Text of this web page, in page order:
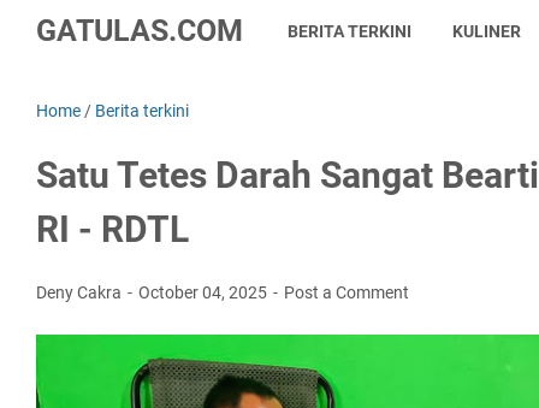
GATULAS.COM BERITA TERKINI KULINER
Home / Berita terkini
Satu Tetes Darah Sangat
RI - RDTL
Deny Cakra October 04, 2025 Post a Comment